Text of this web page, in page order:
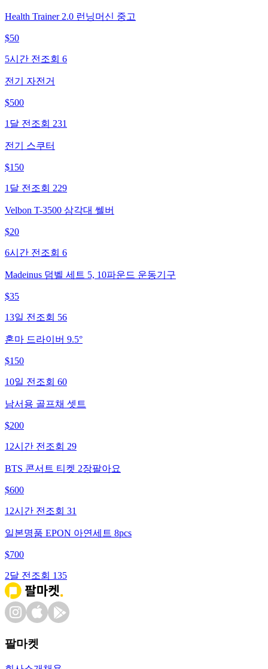
Health Trainer 2.0 런닝머신 중고
$50
5시간 전 조회 6
전기 자전거
$500
1달 전 조회 231
전기 스쿠터
$150
1달 전 조회 229
Velbon T-3500 삼각대 쎌버
$20
6시간 전 조회 6
Madeinus 덤벨 세트 5, 10파운드 운동기구
$35
13일 전 조회 56
혼마 드라이버 9.5°
$150
10일 전 조회 60
남서용 골프채 셋트
$200
12시간 전 조회 29
BTS 콘서트 티켓 2장팔아요
$600
12시간 전 조회 31
일본명품 EPON 아연세트 8pcs
$700
2달 전 조회 135
팔마켓